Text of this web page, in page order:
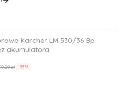
Karcher LM 530/36 Bp
akumulatora
zł -33%